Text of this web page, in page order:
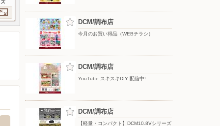
DCM/調布店
今月のお買い得品（WEBチラシ）
DCM/調布店
YouTube スキスキDIY 配信中!
DCM/調布店
【軽量・コンパクト】DCM10.8Vシリーズ